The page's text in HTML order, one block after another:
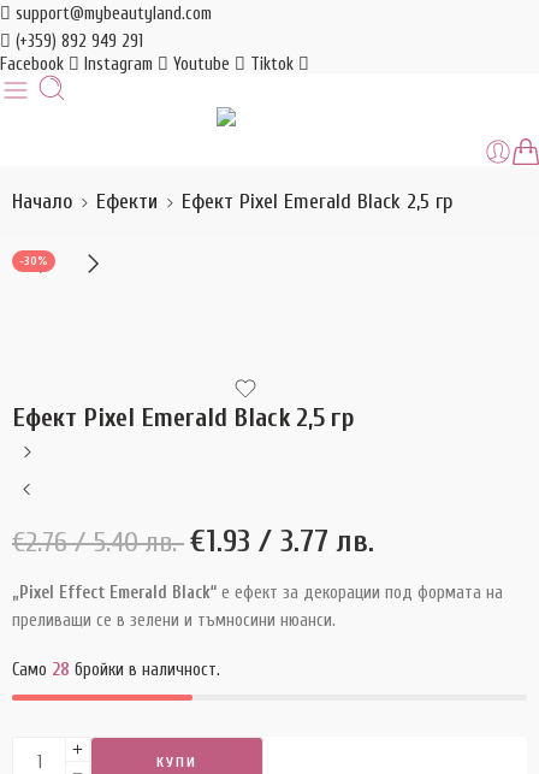
support@mybeautyland.com
(+359) 892 949 291
Facebook
Instagram Youtube Tiktok
Начало Ефекти Ефект Pixel Emerald Black 2,5 гр
-30%
Ефект Pixel Emerald Black 2,5 гр
€2.76/ 5.40 лв.€1.93 / 3.77 лв.
„Pixel Effect Emerald Black“ е ефект за декорации под формата на
преливащи се в зелени и тъмносини нюанси.
Само 28 бройки в наличност.
КУПИ